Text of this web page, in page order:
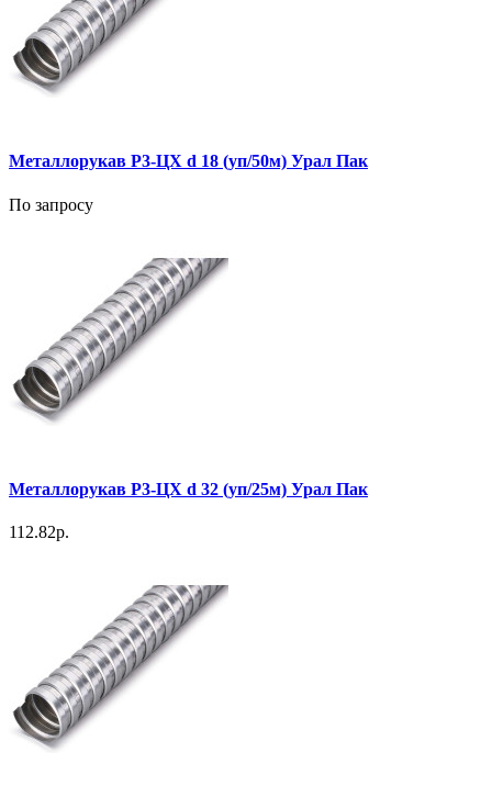
Металлорукав Р3-ЦХ d 18 (уп/50м) Урал Пак
По запросу
Металлорукав Р3-ЦХ d 32 (уп/25м) Урал Пак
112.82р.